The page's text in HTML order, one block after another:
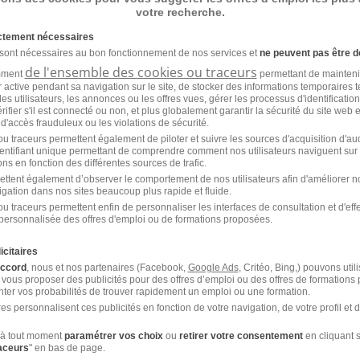
4 jours et ½ (vendredi après-midi OFF) Horaires : 9h -
(selon profil et expérience) : 12.68€ de taux
+ Congés Payés 10%Divers avantages : -
10€ avec une prise en charge employeur 60% N'hésitez
correspondre.
votre recherche.
nécessaires
nécessaires au bon fonctionnement de nos services etne peuvent pas être
de l'ensemble des cookies ou traceurs permettant de
active pendant sa navigation sur le site, de stocker des informations temporaires
utilisateurs, les annonces ou les offres vues, gérer les processus
s'il est connecté ou non, et plus globalement garantir la sécurité du site web
d'accès frauduleux ou les violations de sécurité.
traceurs permettent également de piloter et suivre les sources d'acquisition
unique permettant de comprendre comment nos utilisateurs naviguent sur
en fonction des différentes sources de trafic.
également d’observer le comportement de nos utilisateurs afin d'améliorer
dans nos sites beaucoup plus rapide et fluide.
traceurs permettent enfin de personnaliser les interfaces de consultation et
des offres d'emploi ou de formations proposées.
, nous et nos partenaires (Facebook, Google Ads, Critéo, Bing,) pouvons
proposer des publicités pour des offres d’emploi ou des offres de formations
vos probabilités de trouver rapidement un emploi ou une formation.
personnalisent ces publicités en fonction de votre navigation, de votre profil et
tout momentparamétrer vos choixou retirer votre consentementen cliquant
" en bas de page.